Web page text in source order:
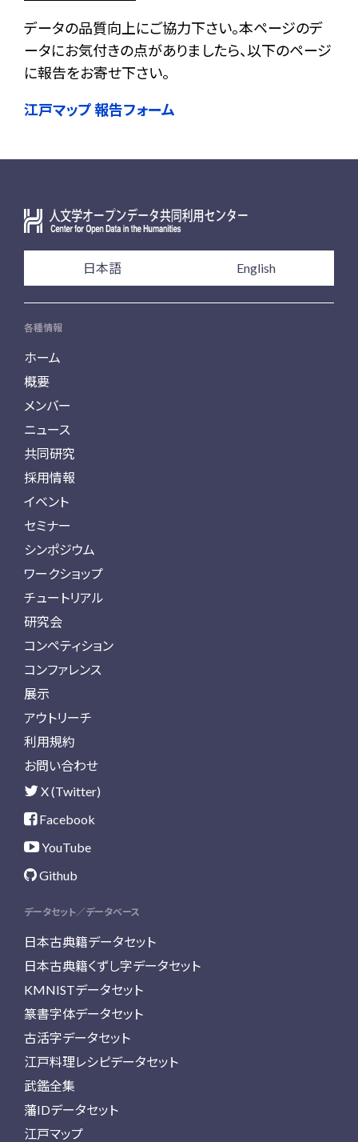
データの品質向上にご協力下さい。本ページのデ
ータにお気付きの点がありましたら、以下のページ
に報告をお寄せ下さい。
江戸マップ 報告フォーム
日本語 English
各種情報
ホーム
概要
メンバー
ニュース
共同研究
採用情報
イベント
セミナー
シンポジウム
ワークショップ
チュートリアル
研究会
コンペティション
コンファレンス
展示
アウトリーチ
利用規約
お問い合わせ
X (Twitter)
Facebook
YouTube
Github
データセット／データベース
日本古典籍データセット
日本古典籍くずし字データセット
KMNISTデータセット
篆書字体データセット
古活字データセット
江戸料理レシピデータセット
武鑑全集
藩IDデータセット
江戸マップ